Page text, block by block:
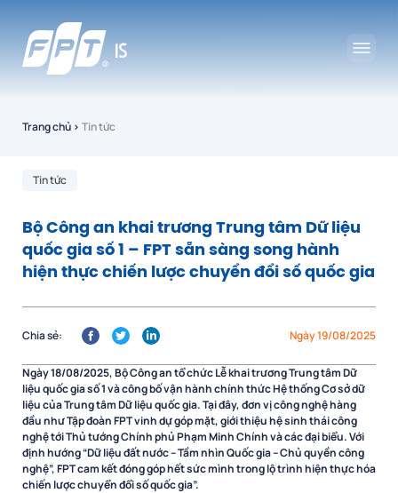
Trang chủ › Tin tức
Tin tức
Bộ Công an khai trương Trung tâm Dữ liệu
quốc gia số 1 – FPT sẵn sàng song hành
hiện thực chiến lược chuyển đổi số quốc gia
Ngày 19/08/2025
Chia sẻ:
Ngày 18/08/2025, Bộ Công an tổ chức Lễ khai trương Trung tâm Dữ
liệu quốc gia số 1 và công bố vận hành chính thức Hệ thống Cơ sở dữ
liệu của Trung tâm Dữ liệu quốc gia. Tại đây, đơn vị công nghệ hàng
đầu như Tập đoàn FPT vinh dự góp mặt, giới thiệu hệ sinh thái công
nghệ tới Thủ tướng Chính phủ Phạm Minh Chính và các đại biểu. Với
định hướng “Dữ liệu đất nước – Tầm nhìn Quốc gia – Chủ quyền công
nghệ”, FPT cam kết đóng góp hết sức mình trong lộ trình hiện thực hóa
chiến lược chuyển đổi số quốc gia”.